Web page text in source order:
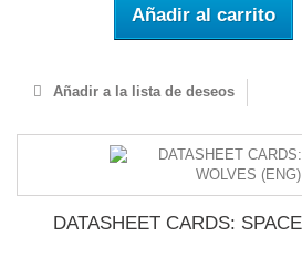
Añadir al carrito
Añadir a la lista de deseos
DATASHEET CARDS: